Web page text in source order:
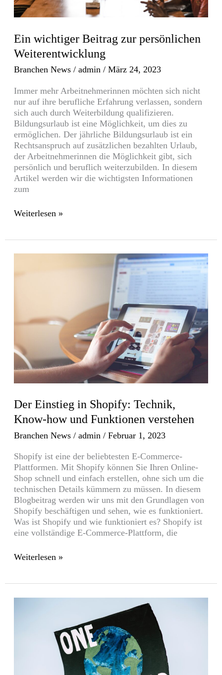
Ein wichtiger Beitrag zur persönlichen
Weiterentwicklung
Branchen News /admin/März 24, 2023
Immer mehr Arbeitnehmerinnen möchten sich nicht
nur auf ihre berufliche Erfahrung verlassen, sondern
sich auch durch Weiterbildung qualifizieren.
Bildungsurlaub ist eine Möglichkeit, um dies zu
ermöglichen. Der jährliche Bildungsurlaub ist ein
Rechtsanspruch auf zusätzlichen bezahlten Urlaub,
der Arbeitnehmerinnen die Möglichkeit gibt, sich
persönlich und beruflich weiterzubilden. In diesem
Artikel werden wir die wichtigsten Informationen
zum
Weiterlesen »
Der Einstieg in Shopify: Technik,
Know-how und Funktionen verstehen
Branchen News /admin/Februar 1, 2023
Shopify ist eine der beliebtesten E-Commerce-
Plattformen. Mit Shopify können Sie Ihren Online-
Shop schnell und einfach erstellen, ohne sich um die
technischen Details kümmern zu müssen. In diesem
Blogbeitrag werden wir uns mit den Grundlagen von
Shopify beschäftigen und sehen, wie es funktioniert.
Was ist Shopify und wie funktioniert es? Shopify ist
eine vollständige E-Commerce-Plattform, die
how
Funktionen
verstehen
Weiterlesen »
Profitieren: